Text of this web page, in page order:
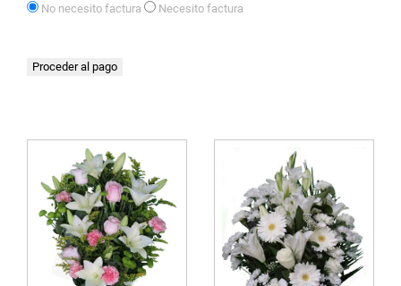
No necesito factura Necesito factura